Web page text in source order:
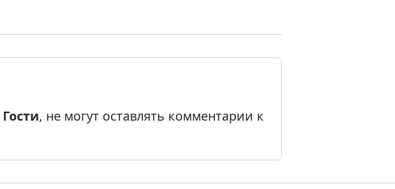
Гости, не могут оставлять комментарии к